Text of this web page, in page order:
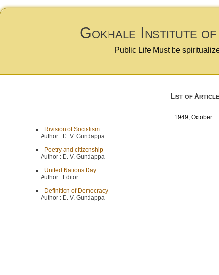
Gokhale Institute
Public Life Must be
List of
1949, October
Rivision of Socialism
Author : D. V. Gundappa
Poetry and citizenship
Author : D. V. Gundappa
United Nations Day
Author : Editor
Definition of Democracy
Author : D. V. Gundappa